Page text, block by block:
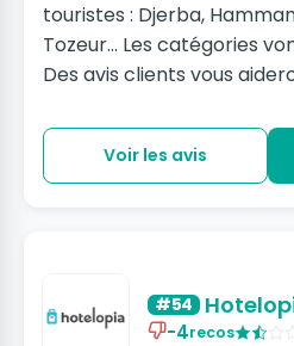
touristes : Djerba,
Tozeur... Les catégories
Des avis clients vous
Voir les avis
#54
-4recos